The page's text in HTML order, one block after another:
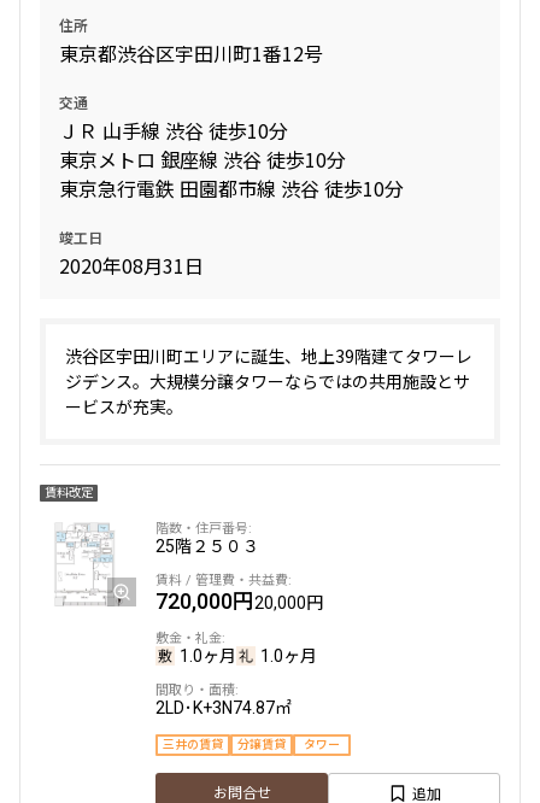
間取り
1R〜1K
1DK〜1LDK
2LDK
4LDK〜
専有面積
指定なし
新築
1年以内
15年以内
20年以内
25年以内
駅から徒歩
指定なし
1分以内
15分以内
住所
東京都渋谷区宇田川町1番12号
交通
ＪＲ 山手線 渋谷 徒歩10分
東京メトロ 銀座線 渋谷 徒歩10分
東京急行電鉄 田園都市線 渋谷 徒歩10分
竣工日
2020年08月31日
渋谷区宇田川町エリアに誕生、地上39階建てタワーレ
ジデンス。大規模分譲タワーならではの共用施設とサ
ービスが充実。
賃料改定
25階２５０３
720,000円20,000円
1.0ヶ月 1.0ヶ月
2LD･K+3N74.87㎡
三井の賃貸 分譲賃貸 タワー
お問合せ 追加